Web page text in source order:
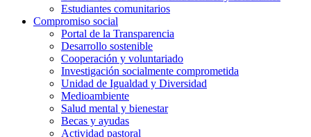
Estudiantes comunitarios
Compromiso social
Portal de la Transparencia
Desarrollo sostenible
Cooperación y voluntariado
Investigación socialmente comprometida
Unidad de Igualdad y Diversidad
Medioambiente
Salud mental y bienestar
Becas y ayudas
Actividad pastoral